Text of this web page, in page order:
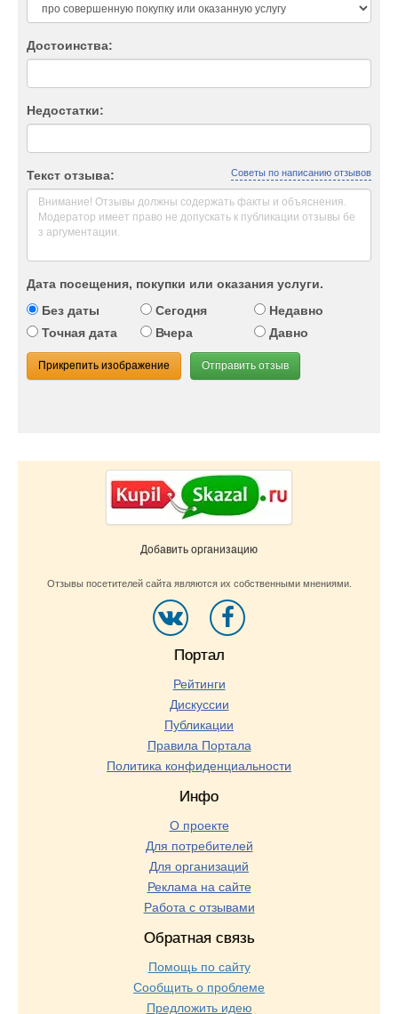
Достоинства:
Недостатки:
Текст отзыва: Советы по написанию отзывов
Дата посещения, покупки или оказания услуги.
Без даты
Сегодня
Недавно
Точная дата
Вчера Давно
Прикрепить изображение Отправить отзыв
Добавить организацию
Отзывы посетителей сайта являются их собственными мнениями.
Портал
Рейтинги
Дискуссии
Публикации
Правила Портала
Политика конфиденциальности
Инфо
О проекте
Для потребителей
Для организаций
Реклама на сайте
Работа с отзывами
Обратная связь
Помощь по сайту
Сообщить о проблеме
Предложить идею